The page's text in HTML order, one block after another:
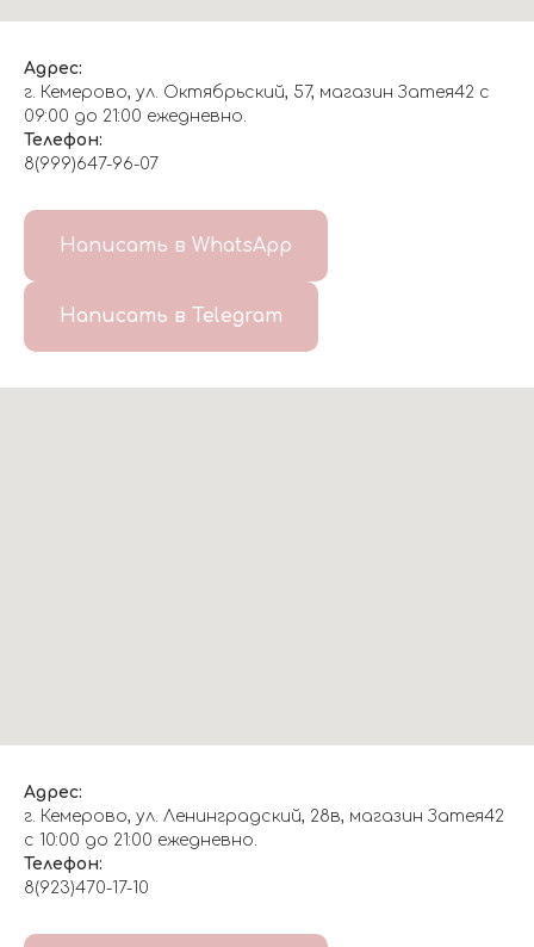
Адрес:
г. Кемерово, ул. Октябрьский, 57, магазин Затея42 с
09:00 до 21:00 ежедневно.
Телефон:
8(999)647-96-07
Написать в WhatsApp
Написать в Telegram
Адрес:
г. Кемерово, ул. Ленинградский, 28в, магазин Затея42
с 10:00 до 21:00 ежедневно.
Телефон:
8(923)470-17-10